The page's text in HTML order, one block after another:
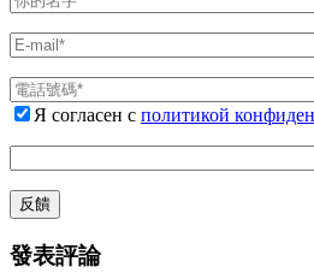
Я согласен с политикой
發表評論